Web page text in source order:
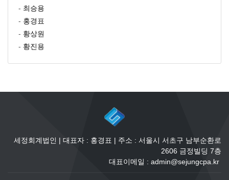
- 최승용
- 홍경표
- 황상원
- 황진용
세정회계법인 | 대표자 : 홍경표 | 주소 : 서울시 서초구 남부순환로
2606 금정빌딩 7층
대표이메일 : admin@sejungcpa.kr